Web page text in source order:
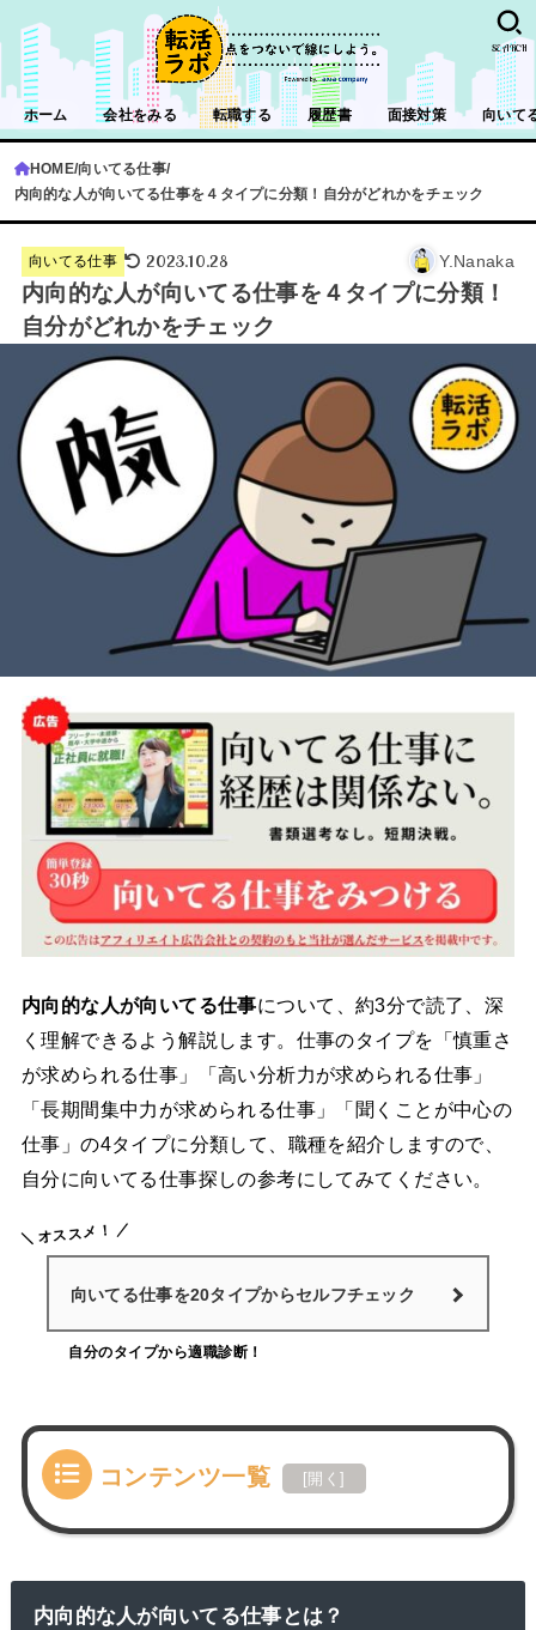
ホーム 会社をみる 転職する 履歴書 面接対策 向いて
SEARCH
HOME 向いてる仕事
内向的な人が向いてる仕事を４タイプに分類！自分がどれかをチェック
向いてる仕事 2023.10.28 Y.Nanaka
内向的な人が向いてる仕事を４タイプに分類！
自分がどれかをチェック
内向的な人が向いてる仕事について、約3分で読了、深
く理解できるよう解説します。仕事のタイプを「慎重さ
が求められる仕事」「高い分析力が求められる仕事」
「長期間集中力が求められる仕事」「聞くことが中心の
仕事」の4タイプに分類して、職種を紹介しますので、
自分に向いてる仕事探しの参考にしてみてください。
オススメ！
向いてる仕事を20タイプからセルフチェック
自分のタイプから適職診断！
コンテンツ一覧 [開く ]
内向的な人が向いてる仕事とは？